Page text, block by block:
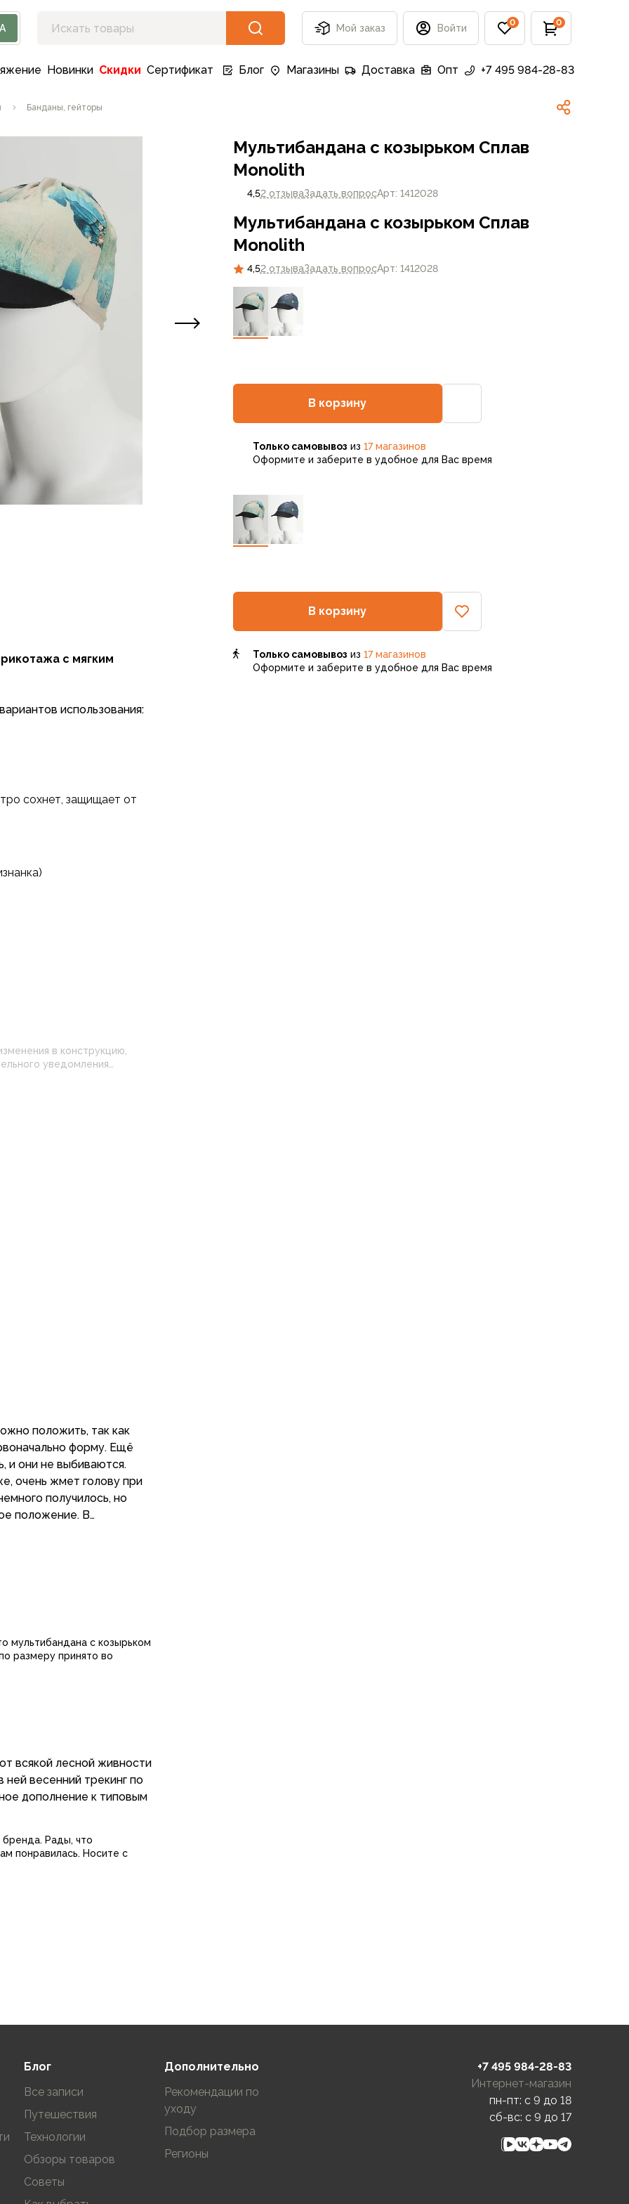
Мой заказ Войти 0 0
Новинки Скидки Сертификат Блог Магазины Доставка Опт +7 495 984-28-83
Банданы, гейторы
с мягким
использования:
сохнет, защищает от
в конструкцию,
положить, так как
форму. Ещё
и они не выбиваются.
очень жмет голову при
получилось, но
положение. В
50 см. На размер
эти головные
мультибандана с козырьком
размеру принято во
всякой лесной живности
ней весенний трекинг по
Рады, что
понравилась. Носите с
Мультибандана с козырьком Сплав
Monolith
В корзину
4,52 отзываЗадать вопросАрт: 1412028
Только самовывоз из 17 магазинов
Оформите и заберите в удобное для Вас время
Мультибандана с козырьком Сплав
Monolith
В корзину
4,52 отзываЗадать вопросАрт: 1412028
Только самовывоз из 17 магазинов
Оформите и заберите в удобное для Вас время
Блог
Все записи
Путешествия
Технологии
Обзоры товаров
Советы
Дополнительно
Рекомендации по
уходу
Подбор размера
Регионы
+7 495 984-28-83
Интернет-магазин
пн-пт: c 9 до 18
сб-вс: c 9 до 17